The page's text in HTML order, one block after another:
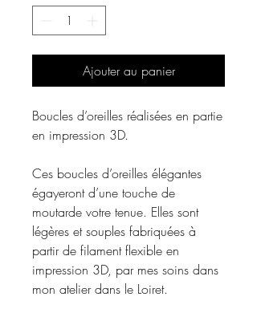
Ajouter au panier
Boucles d’oreilles réalisées en partie
en impression 3D.
Ces boucles d’oreilles élégantes
égayeront d’une touche de
moutarde votre tenue. Elles sont
légères et souples fabriquées à
partir de filament flexible en
impression 3D, par mes soins dans
mon atelier dans le Loiret.